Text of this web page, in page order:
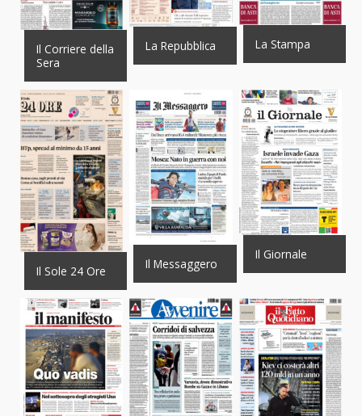
Il Corriere della
Sera
La Repubblica La Stampa
Il Sole 24 Ore Il Messaggero
Il Giornale